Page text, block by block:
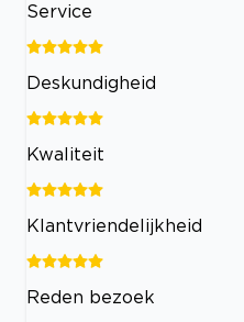
Service
Deskundigheid
Kwaliteit
Klantvriendelijkheid
Reden bezoek